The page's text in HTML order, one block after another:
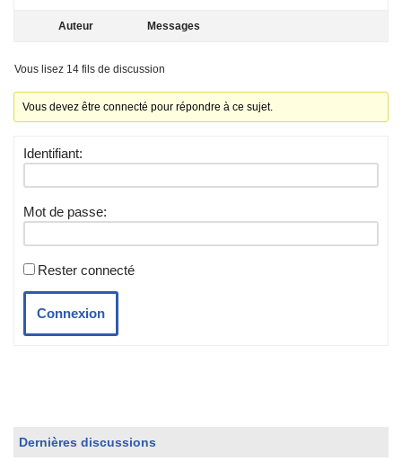
Auteur Messages
Vous lisez 14 fils de discussion
Vous devez être connecté pour répondre à ce sujet.
Identifiant:
Mot de passe:
Rester connecté
Connexion
Dernières discussions